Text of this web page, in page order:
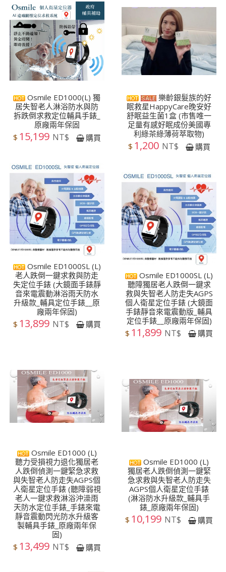
Osmile ED1000(L) 獨
居失智老人淋浴防水與防
拆跌倒求救定位輔具手錶_
原廠兩年保固
$ 15,199 NT$ 購買
樂齡銀髮族的好
眠救星HappyCare晚安好
舒眠益生菌1盒 (市售唯一
足量有感好眠成份美國專
利綠茶綠薄荷萃取物)
$ 1,200 NT$ 購買
Osmile ED1000SL (L)
老人跌倒一鍵求救與防走
失定位手錶 (大鏡面手錶靜
音來電震動淋浴雨天防水
升級款_輔具定位手錶__原
廠兩年保固)
$ 13,899 NT$ 購買
Osmile ED1000SL (L)
聽障獨居老人跌倒一鍵求
救與失智老人防走失AGPS
個人衛星定位手錶 (大鏡面
手錶靜音來電震動版_輔具
定位手錶__原廠兩年保固)
$ 11,899 NT$ 購買
Osmile ED1000 (L)
聽力受損視力退化獨居老
人跌倒偵測一鍵緊急求救
與失智老人防走失AGPS個
人衛星定位手錶 (聽障弱視
老人一鍵求救淋浴沖澡雨
天防水定位手錶_手錶來電
靜音震動閃光防水升級客
製輔具手錶_原廠兩年保
固)
$ 13,499 NT$ 購買
Osmile ED1000 (L)
獨居老人跌倒偵測一鍵緊
急求救與失智老人防走失
AGPS個人衛星定位手錶
(淋浴防水升級款_輔具手
錶_原廠兩年保固)
$ 10,199 NT$ 購買